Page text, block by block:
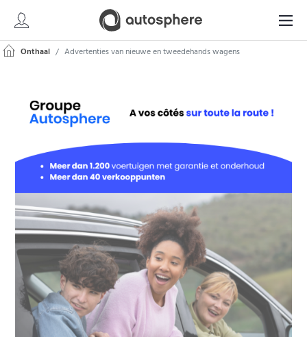
Onthaal Advertenties van nieuwe en tweedehands wagens